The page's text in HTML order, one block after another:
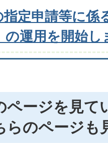
定申請等に係
の運用を開始し
ページを見て
らのページも